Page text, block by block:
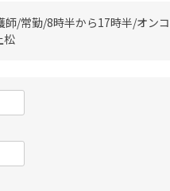
/常勤/8時半から17時半/オン
松